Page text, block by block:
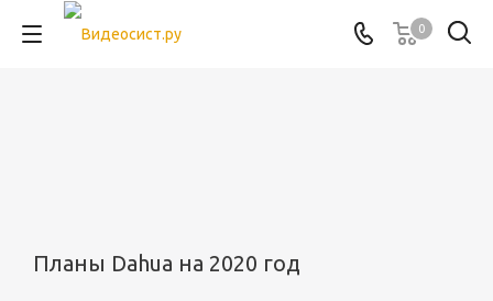
0
Планы Dahua на 2020 год